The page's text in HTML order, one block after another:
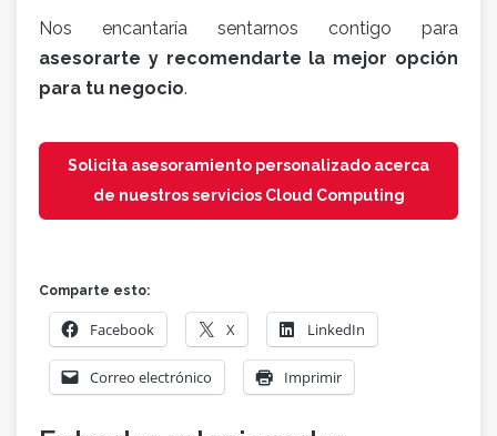
Nos encantaría sentarnos contigo para
asesorarte y recomendarte la mejor opción
para tu negocio.
Solicita asesoramiento personalizado acerca
de nuestros servicios Cloud Computing
Comparte esto:
Facebook X LinkedIn
Correo electrónico Imprimir